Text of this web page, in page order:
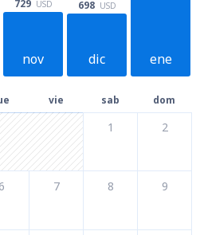
nov
729 USD
dic
698 USD
ene
vie sab dom
1 2
6 7 8 9